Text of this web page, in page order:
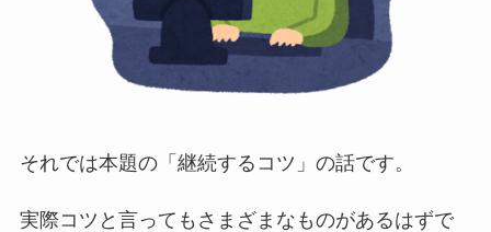
それでは本題の「継続するコツ」の話です。
実際コツと言ってもさまざまなものがあるはずで